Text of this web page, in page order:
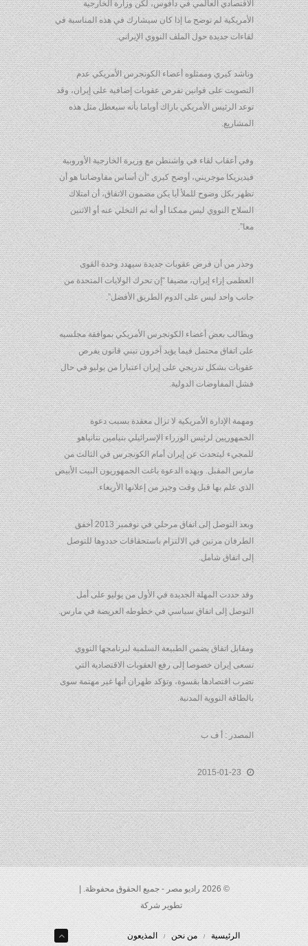
الاقتصادي العالمي في دافوس، لكن وزارة الخارجية
الأمريكية لم توضح ما إذا كان سيشارك في هذه المناسبة في
لقاءات جديدة حول الملف النووي الإيراني.
وناشد كيري وممثلوه أعضاء الكونجرس الأمريكي عدم
التصويت على قوانين تفرض عقوبات إضافية على إيران، وقد
توعد الرئيس الأمريكي باراك أوباما بأنه سيعطل مثل هذه
المشاريع.
وفي أعقاب لقاء في واشنطن مع وزيرة الخارجية الأوروبية
فيديريكا موجريني، أوضح كيري “أن أساس مفاوضاتنا هو أن
تظهر بكل وضوح للملأ أيا يكن مضمون الاتفاق، أن امتلاك
السلاح النووي ليس ممكنا أو أنه تم التخلي عنه أو الاثنين
معا”.
وحذر من أن فرض عقوبات جديدة سيهدد وحدة القوى
العظمى إزاء إيران، مضيفا “إن تحرك الولايات المتحدة من
جانب واحد ليس على الدوم الطريق الأفضل”.
ويطالب بعض أعضاء الكونجرس الأمريكي بموافقة مجلسيه
على اتفاق محتمل فيما يؤيد آخرون تبني قانون يفرض
عقوبات بشكل تدريجي على إيران اعتبارا من يوليو في حال
فشل المفاوضات الدولية.
ومهمة الإدارة الأمريكية لا تزال معقدة بسبب دعوة
الجمهوريين لرئيس الوزراء الإسرائيلي بنيامين نتانياهو
للمجيء ليتحدث عن إيران أمام الكونجرس في الثالث من
مارس المقبل. وبهذه الدعوة باغت الجمهوريون البيت الأبيض
الذي علم بها قبل وقت وجيز من إعلانها الأربعاء.
وبعد التوصل إلى اتفاق مرحلي في نوفمبر 2013 أخفق
الطرفان مرتين في الالتزام باستحقاقات حددوها للتوصل
إلى اتفاق شامل.
وقد حددت المهلة الجديدة في الأول من يوليو على أمل
التوصل إلى اتفاق سياسي في خطوطه العريضة في مارس.
ومقابل اتفاق يضمن الطبيعة السلمية لبرنامجها النووي
تسعى إيران خصوصا إلى رفع العقوبات الاقتصادية التي
تضرب اقتصادها بقسوة، وتؤكد طهران أنها غير مهتمة سوى
بالطاقة النووية المدنية.
المصدر : أ ف ب
2015-01-23
© 2026 راديو مصر - جميع الحقوق محفوظة. |
تطوير شركة
الرئيسية من نحن المذيعون